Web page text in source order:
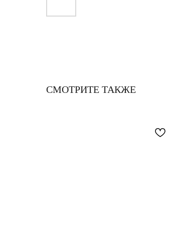
СМОТРИТЕ ТАКЖЕ